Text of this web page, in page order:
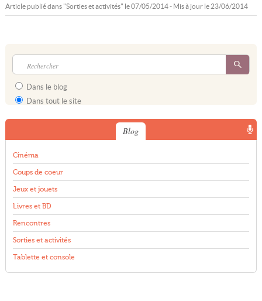
Article publié dans "Sorties et activités" le07/05/2014- Mis à jour le 23/06/2014
Dans le blog
Dans tout le site
Blog
Cinéma
Coups de coeur
Jeux et jouets
Livres et BD
Rencontres
Sorties et activités
Tablette et console